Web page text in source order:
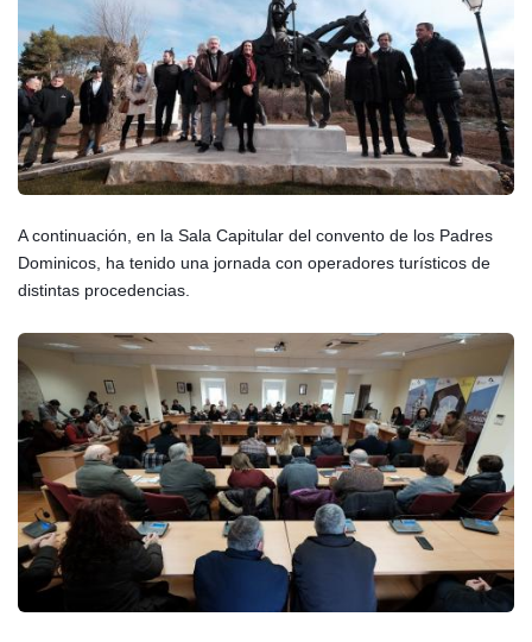
A continuación, en la Sala Capitular del convento de los Padres
Dominicos, ha tenido una jornada con operadores turísticos de
distintas procedencias.